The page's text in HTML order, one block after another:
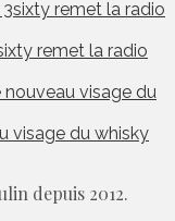
remet la radio
remet la radio
nouveau visage du
visage du whisky
depuis 2012.